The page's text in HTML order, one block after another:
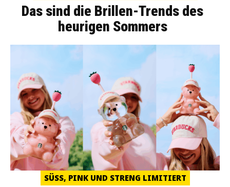
Das sind die Brillen-Trends des
heurigen Sommers
SÜSS, PINK UND STRENG LIMITIERT